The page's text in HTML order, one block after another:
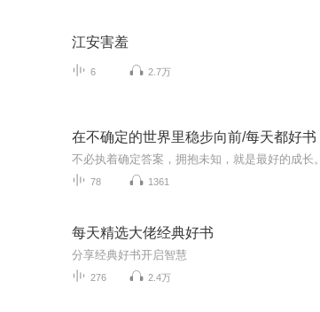
江安害羞
6 2.7万
在不确定的世界里稳步向前/每天都好书
不必执着确定答案，拥抱未知，就是最好的成长。
78 1361
每天精选大佬经典好书
分享经典好书开启智慧
276 2.4万